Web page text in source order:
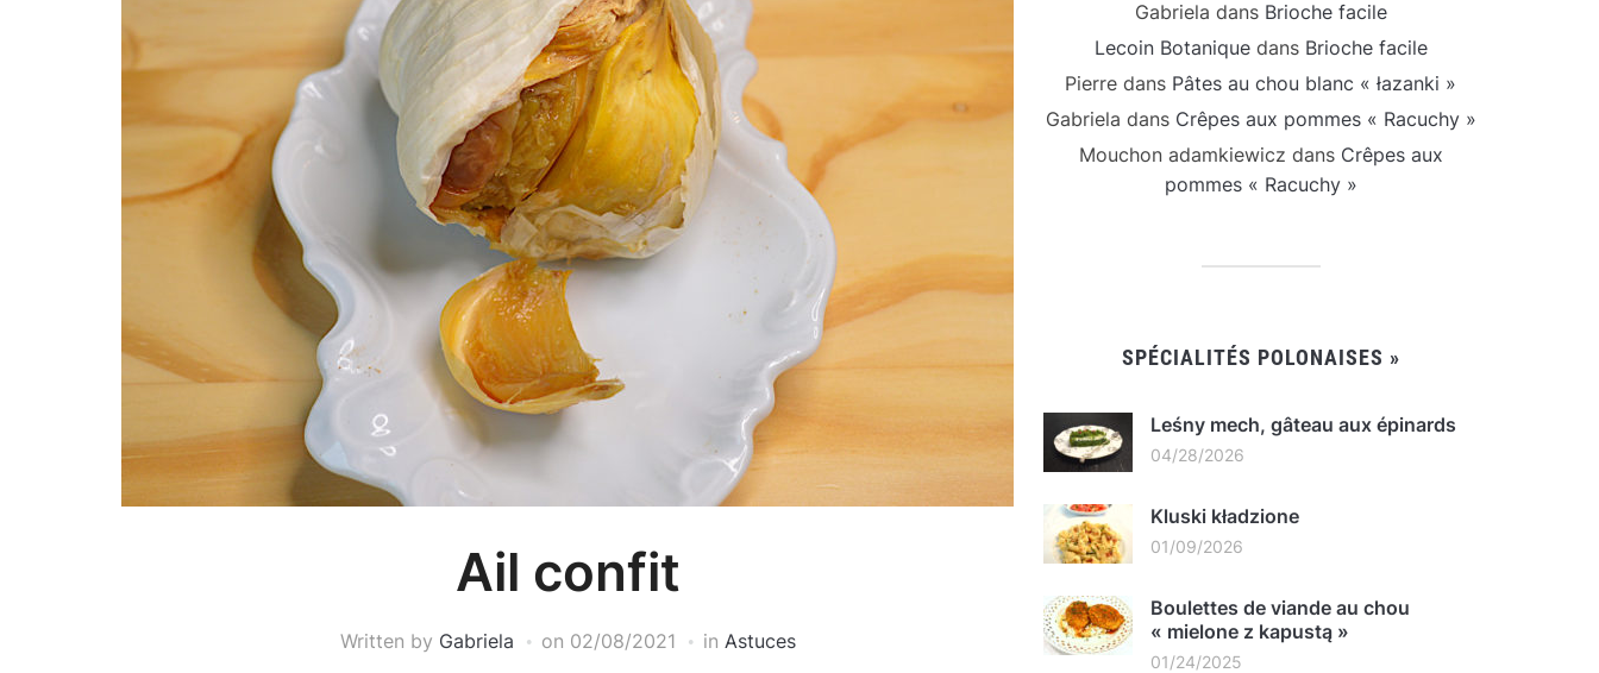
Ail confit
Written by Gabriela on 02/08/2021 in Astuces
Gabriela dans Brioche facile
Lecoin Botaniquedans Brioche facile
Pierre dans Pâtes au chou blanc « łazanki »
Gabriela dans Crêpes aux pommes « Racuchy »
Mouchon adamkiewicz dans Crêpes aux
pommes « Racuchy »
SPÉCIALITÉS POLONAISES »
Leśny mech, gâteau aux épinards
04/28/2026
Kluski kładzione
01/09/2026
Boulettes de viande au chou
« mielone z kapustą »
01/24/2025